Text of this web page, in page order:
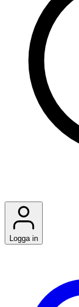
Logga in